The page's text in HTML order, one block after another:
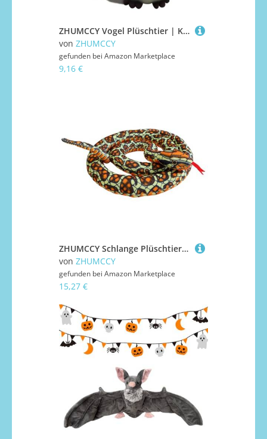
ZHUMCCY Vogel Plüschtier | Kuschelweiches Vogel Spielzeug Als Tischdekoration | Sammeldekoration Für Zuhause, Niedliches Stofftier Für Kinderzimmer Wohnzimmer Schlafzimmer Arbeitszimmer
von ZHUMCCY
gefunden bei Amazon Marketplace
9,16 €
ZHUMCCY Schlange Plüschtier,Kuscheltier Schlange Kissenpuppe Für Kinder - Weiches Kissen Deko Für Geburtstag Studium Zuhause Familie Wohnzimmer
von ZHUMCCY
gefunden bei Amazon Marketplace
15,27 €